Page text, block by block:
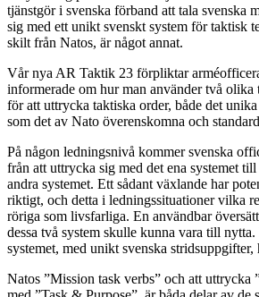
tjänstgör i svenska förband att tala svenska
sig med ett unikt svenskt system för taktisk
skilt från Natos, är något annat.
Vår nya AR Taktik 23 förpliktar
informerade om hur man använder två olika
för att uttrycka taktiska order, både det
som det av Nato överenskomna och
På någon ledningsnivå kommer svenska
från att uttrycka sig med det ena systemet
andra systemet. Ett sådant växlande har
riktigt, och detta i ledningssituationer vilka
röriga som livsfarliga. En användbar
dessa två system skulle kunna vara till
systemet, med unikt svenska stridsuppgifter,
Natos ”Mission task verbs” och att uttrycka